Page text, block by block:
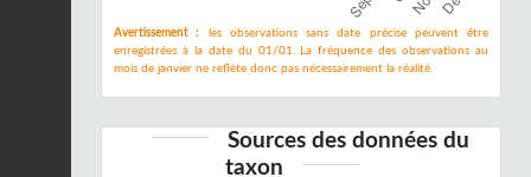
Avertissement :
les observations sans date précise peuvent être
enregistrées à la date du 01/01. La fréquence des observations au
mois de janvier ne reflète donc pas nécessairement la réalité.
Sources des données du
taxon